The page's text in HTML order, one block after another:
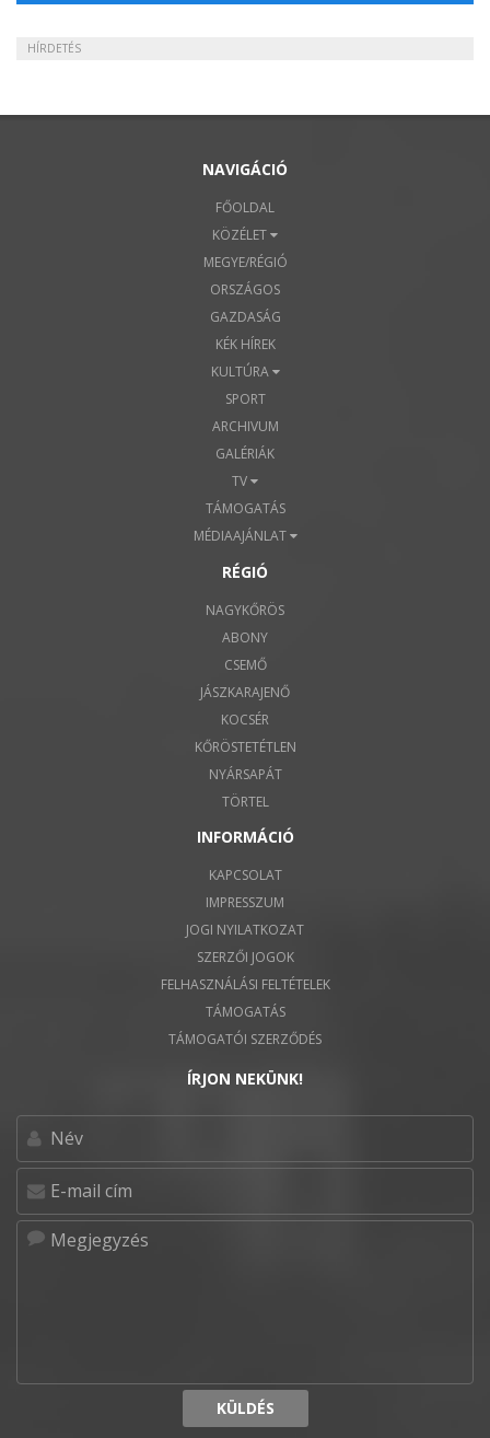
HÍRDETÉS
NAVIGÁCIÓ
FŐOLDAL
KÖZÉLET
MEGYE/RÉGIÓ
ORSZÁGOS
GAZDASÁG
KÉK HÍREK
KULTÚRA
SPORT
ARCHIVUM
GALÉRIÁK
TV
TÁMOGATÁS
MÉDIAAJÁNLAT
RÉGIÓ
NAGYKŐRÖS
ABONY
CSEMŐ
JÁSZKARAJENŐ
KOCSÉR
KŐRÖSTETÉTLEN
NYÁRSAPÁT
TÖRTEL
INFORMÁCIÓ
KAPCSOLAT
IMPRESSZUM
JOGI NYILATKOZAT
SZERZŐI JOGOK
FELHASZNÁLÁSI FELTÉTELEK
TÁMOGATÁS
TÁMOGATÓI SZERZŐDÉS
ÍRJON NEKÜNK!
KÜLDÉS